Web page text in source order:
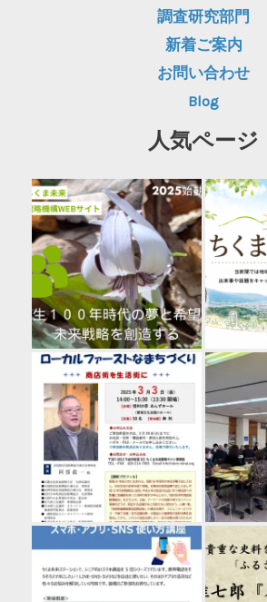
調査研究部門
新着ご案内
お問い合わせ
Blog
人気ページ